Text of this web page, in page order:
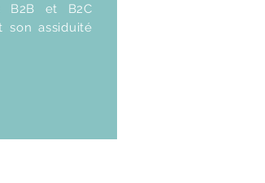
B2B et B2C
son assiduité